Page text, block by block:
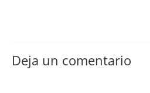
Deja un comentario